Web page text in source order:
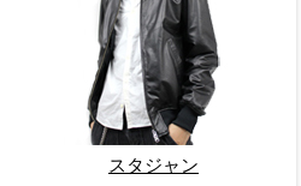
スタジャン